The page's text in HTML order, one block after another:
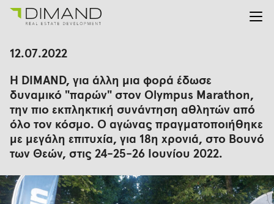
Για εμάς
Επενδυτικές Σχέσεις
Νέα
En Gr
12.07.2022
Η DIMAND, για άλλη μια φορά έδωσε
δυναμικό "παρών" στον Olympus Marathon,
την πιο εκπληκτική συνάντηση αθλητών από
όλο τον κόσμο. Ο αγώνας πραγματοποιήθηκε
με μεγάλη επιτυχία, για 18η χρονιά, στο Βουνό
των Θεών, στις 24-25-26 Ιουνίου 2022.